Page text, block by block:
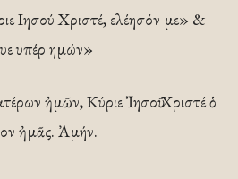
Ιησού Χριστέ, ελέησόν με» &
υπέρ ημών»
ἠμῶν, Κύριε Ἰησοῦ Χριστέ ὁ
ἠμᾶς. Ἀμήν.